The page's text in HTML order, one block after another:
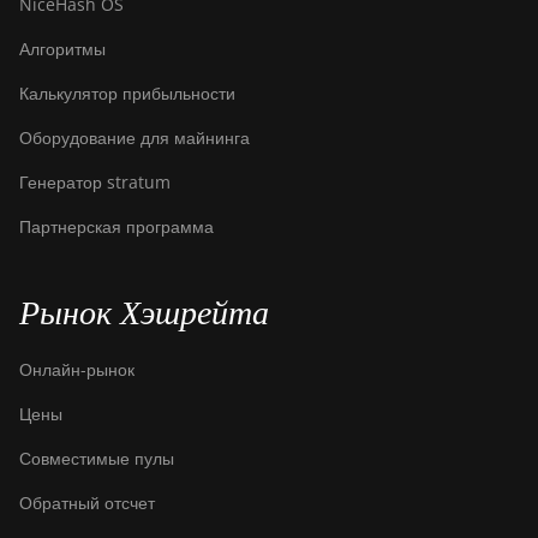
Air
Bitdeer SealMiner A3 Pro
Hydro
Bitdeer SealMiner A4 Pro
Hydro
Bitdeer SealMiner DL1 Air
Bitdeer SealMiner DL1
Bitmain Antminer AL1
Canaan Avalon A15-194T
Алгоритмы
Калькулятор прибыльности
Оборудование для майнинга
Генератор stratum
Партнерская программа
Рынок Хэшрейта
Онлайн-рынок
Цены
Совместимые пулы
Обратный отсчет